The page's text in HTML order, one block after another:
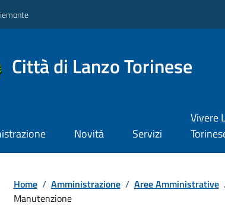
Città di Lanzo Torinese
Novità Servizi
Vivere
Home / Amministrazione / Aree Amministrative
Manutenzione